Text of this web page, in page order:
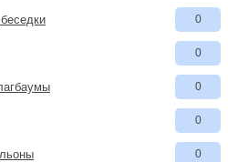
0
0
0
0
0